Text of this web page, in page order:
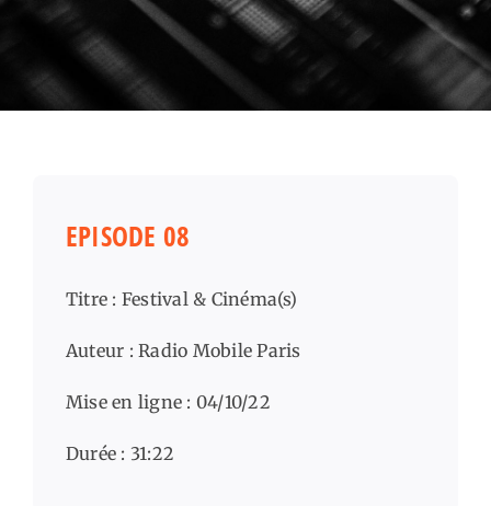
EPISODE 08
Titre : Festival & Cinéma(s)
Auteur : Radio Mobile Paris
Mise en ligne : 04/10/22
Durée : 31:22